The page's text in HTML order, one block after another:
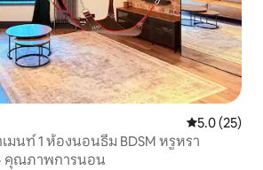
คะแนนเฉลี่ย
5.0 (25)
มนท์ 1 ห้องนอนธีม BDSM หรูหรา
· คุณภาพการนอน